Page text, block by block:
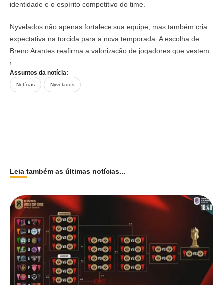
identidade e o espírito competitivo do time.
Nyvelados não apenas fortalece sua equipe, mas também cria
expectativa na torcida para a nova temporada. A escolha de
Breno Arantes reafirma a valorização de jogadores que vestem
a camisa com entrega e protagonismo.
Assuntos da notícia:
Notícias Nyvelados
Leia também as últimas notícias...